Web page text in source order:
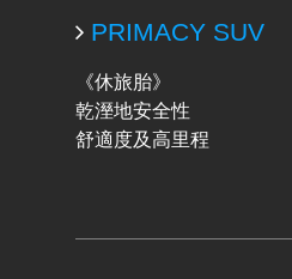
PRIMACY SUV
《休旅胎》
乾溼地安全性
舒適度及高里程